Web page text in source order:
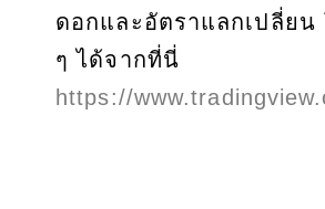
ดอกและอัตราแลกเปลี่ยน
ๆ ได้จากที่นี่
https://